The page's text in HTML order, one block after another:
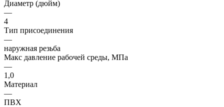
Диаметр (дюйм)
—
4
Тип присоединения
—
наружная резьба
Макс давление рабочей среды, МПа
—
1,0
Материал
—
ПВХ